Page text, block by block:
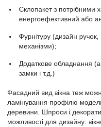
Склопакет з потрібними
енергоефективний або
Фурнітуру (дизайн ручок,
механізми);
Додаткове обладнання
замки і т.д.)
Фасадний вид вікна теж
ламінування профілю
деревини. Шпроси і
можливості для дизайну: